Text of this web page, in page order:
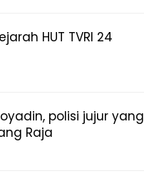
HUT TVRI 24
polisi jujur yang
Raja